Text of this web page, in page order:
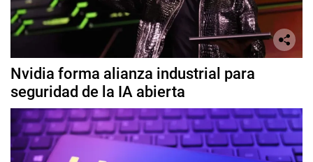
Nvidia forma alianza industrial para
seguridad de la IA abierta